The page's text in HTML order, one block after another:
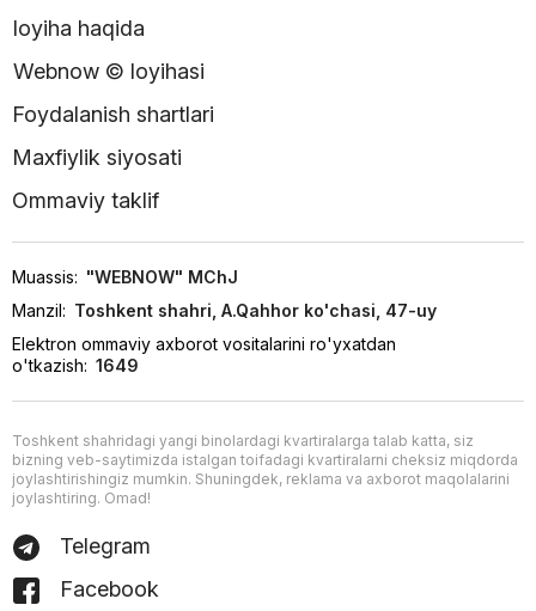
loyiha haqida
Webnow © loyihasi
Foydalanish shartlari
Maxfiylik siyosati
Ommaviy taklif
Muassis: "WEBNOW" MChJ
Manzil: Toshkent shahri, A.Qahhor ko'chasi, 47-uy
Elektron ommaviy axborot vositalarini ro'yxatdan
o'tkazish: 1649
Toshkent shahridagi yangi binolardagi kvartiralarga talab katta, siz
bizning veb-saytimizda istalgan toifadagi kvartiralarni cheksiz miqdorda
joylashtirishingiz mumkin. Shuningdek, reklama va axborot maqolalarini
joylashtiring. Omad!
Telegram
Facebook